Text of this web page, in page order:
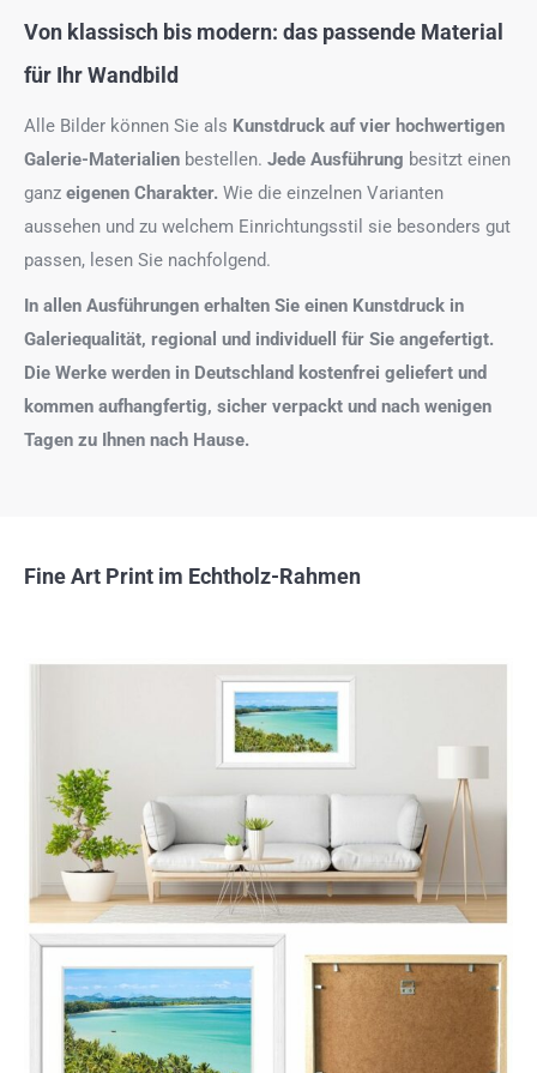
Von klassisch bis modern: das passende Material
für Ihr Wandbild
Alle Bilder können Sie als Kunstdruck auf vier hochwertigen
Galerie-Materialien bestellen. Jede Ausführung besitzt einen
ganz eigenen Charakter. Wie die einzelnen Varianten
aussehen und zu welchem Einrichtungsstil sie besonders gut
passen, lesen Sie nachfolgend.
In allen Ausführungen erhalten Sie einen Kunstdruck in
Galeriequalität, regional und individuell für Sie angefertigt.
Die Werke werden in Deutschland kostenfrei geliefert und
kommen aufhangfertig, sicher verpackt und nach wenigen
Tagen zu Ihnen nach Hause.
Fine Art Print im Echtholz-Rahmen